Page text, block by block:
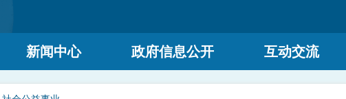
新闻中心 政府信息公开 互动交流